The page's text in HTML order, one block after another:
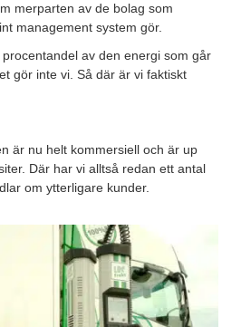
merparten av de bolag som
management system gör.
av den energi som går
gör inte vi. Så där är vi faktiskt
är nu helt kommersiell och är up
Där har vi alltså redan ett antal
om ytterligare kunder.